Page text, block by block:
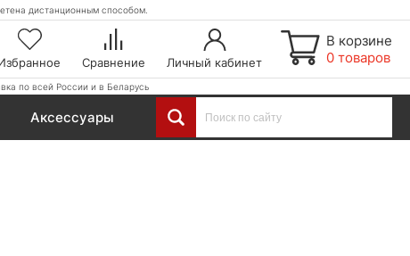
дистанционным способом.
Сравнение Личный кабинет
В корзине
0 товаров
по всей России и в Беларусь
Аксессуары